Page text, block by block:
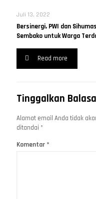
Juli 13, 2022
Bersinergi, PWI dan
Sembako untuk Warga
Read more
Tinggalkan
Alamat email Anda tidak
ditandai *
Komentar *